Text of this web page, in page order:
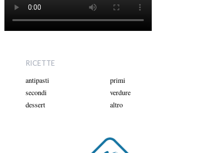
RICETTE
antipasti
primi
secondi
verdure
dessert
altro